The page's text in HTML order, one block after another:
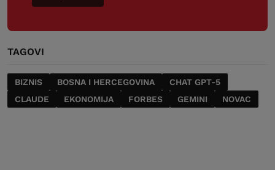
TAGOVI
BIZNIS BOSNA I HERCEGOVINA
CHAT GPT-5
CLAUDE
EKONOMIJA FORBES GEMINI NOVAC